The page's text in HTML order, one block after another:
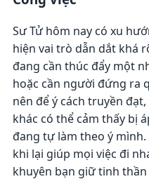
Sư Tử hôm nay có xu
hiện vai trò dẫn dắt khá
đang cần thúc đẩy một
hoặc cần người đứng ra
nên để ý cách truyền
khác có thể cảm thấy bị
đang tự làm theo ý
khi lại giúp mọi việc đi
khuyên bạn giữ tinh